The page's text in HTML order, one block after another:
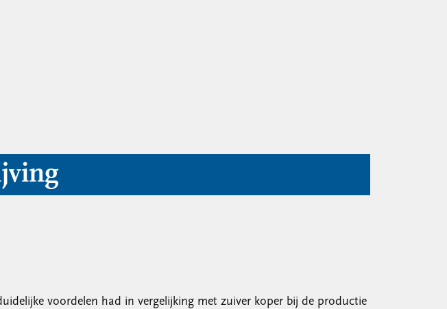
voordelen had in vergelijking met zuiver koper bij de productie